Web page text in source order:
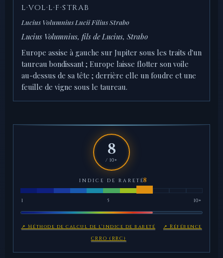
L·VOL·L·F·STRAB
Lucius Volumnius Lucii Filius Strabo
Lucius Volumnius, fils de Lucius, Strabo
Europe assise à gauche sur Jupiter sous les traits d'un
taureau bondissant ; Europe laisse flotter son voile
au-dessus de sa tête ; derrière elle un foudre et une
feuille de vigne sous le taureau.
8
/ 10+
INDICE DE RARETÉ
1 5 10+
↗ Méthode de calcul de l'indice de rareté
↗ Référence
CRRO (RRC)